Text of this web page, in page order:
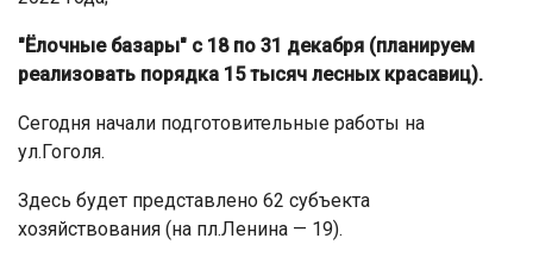
"Ёлочные базары" с 18 по 31 декабря (планируем
реализовать порядка 15 тысяч лесных красавиц).
Сегодня начали подготовительные работы на
ул.Гоголя.
Здесь будет представлено 62 субъекта
хозяйствования (на пл.Ленина — 19).